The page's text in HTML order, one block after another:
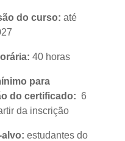
do curso: até
40 horas
para
do certificado: 6
da inscrição
alvo: estudantes do